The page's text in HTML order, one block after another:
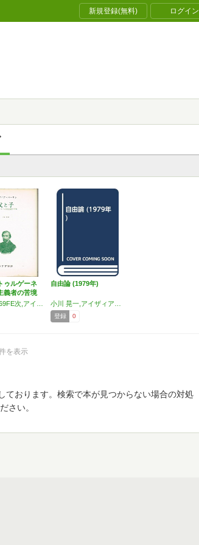
新規登録(無料) ログイン
ゥルゲーネ
義者の苦境
自由論 (1979年)
登録 0
を表示
ております。検索で本が見つからない場合の対処
さい。